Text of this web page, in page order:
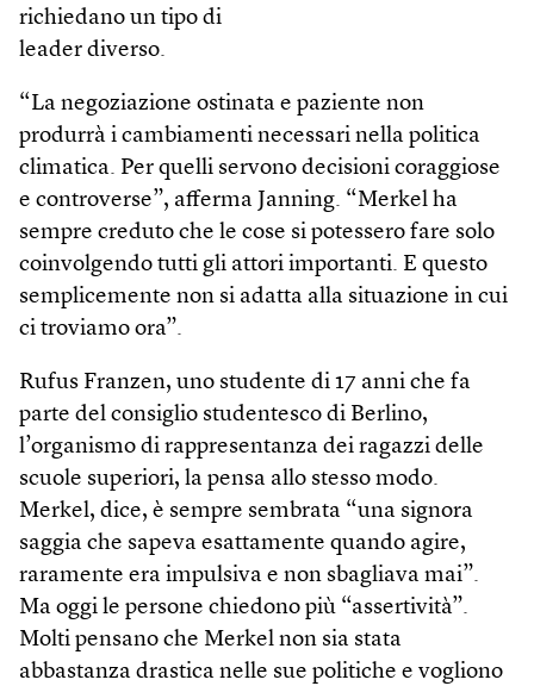
richiedano un tipo di
leader diverso.
“La negoziazione ostinata e paziente non
produrrà i cambiamenti necessari nella politica
climatica. Per quelli servono decisioni coraggiose
e controverse”, afferma Janning. “Merkel ha
sempre creduto che le cose si potessero fare solo
coinvolgendo tutti gli attori importanti. E questo
semplicemente non si adatta alla situazione in cui
ci troviamo ora”.
Rufus Franzen, uno studente di 17 anni che fa
parte del consiglio studentesco di Berlino,
l’organismo di rappresentanza dei ragazzi delle
scuole superiori, la pensa allo stesso modo.
Merkel, dice, è sempre sembrata “una signora
saggia che sapeva esattamente quando agire,
raramente era impulsiva e non sbagliava mai”.
Ma oggi le persone chiedono più “assertività”.
Molti pensano che Merkel non sia stata
abbastanza drastica nelle sue politiche e vogliono